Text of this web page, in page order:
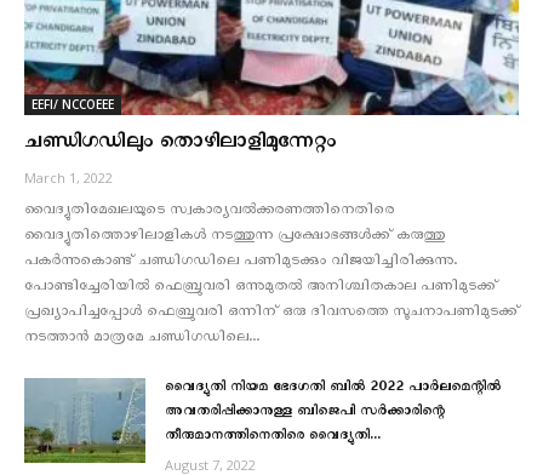
EEFI/ NCCOEEE
ചണ്ഡിഗഡിലും തൊഴിലാളിമുന്നേറ്റം
March 1, 2022
വൈദ്യുതിമേഖലയുടെ സ്വകാര്യവല്‍ക്കരണത്തിനെതിരെ
വൈദ്യുതിത്തൊഴിലാളികള്‍ നടത്തുന്ന പ്രക്ഷോഭങ്ങള്‍ക്ക് കരുത്തു
പകര്‍ന്നുകൊണ്ട് ചണ്ഡിഗഡിലെ പണിമുടക്കും വിജയിച്ചിരിക്കുന്നു.
പോണ്ടിച്ചേരിയില്‍ ഫെബ്രുവരി ഒന്നുമുതല്‍ അനിശ്ചിതകാല പണിമുടക്ക്
പ്രഖ്യാപിച്ചപ്പോള്‍ ഫെബ്രുവരി ഒന്നിന് ഒരു ദിവസത്തെ സൂചനാപണിമുടക്ക്
നടത്താന്‍ മാത്രമേ ചണ്ഡിഗഡിലെ...
വൈദ്യുതി നിയമ ഭേദഗതി ബിൽ 2022 പാർലമെന്റിൽ
അവതരിപ്പിക്കാനുള്ള ബിജെപി സർക്കാരിന്റെ
തീരുമാനത്തിനെതിരെ വൈദ്യുതി...
August 7, 2022